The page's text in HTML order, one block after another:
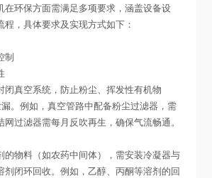
环保方面需满足多项要求，涵盖设备设
，具体要求及实现方式如下：
制
真空系统，防止粉尘、挥发性有机物
漏。例如，真空管路中配备粉尘过滤器，需
过滤器需每月反吹再生，确保气流畅通。
物料（如农药中间体），需安装冷凝器与
剂闭环回收。例如，乙醇、丙酮等溶剂的回